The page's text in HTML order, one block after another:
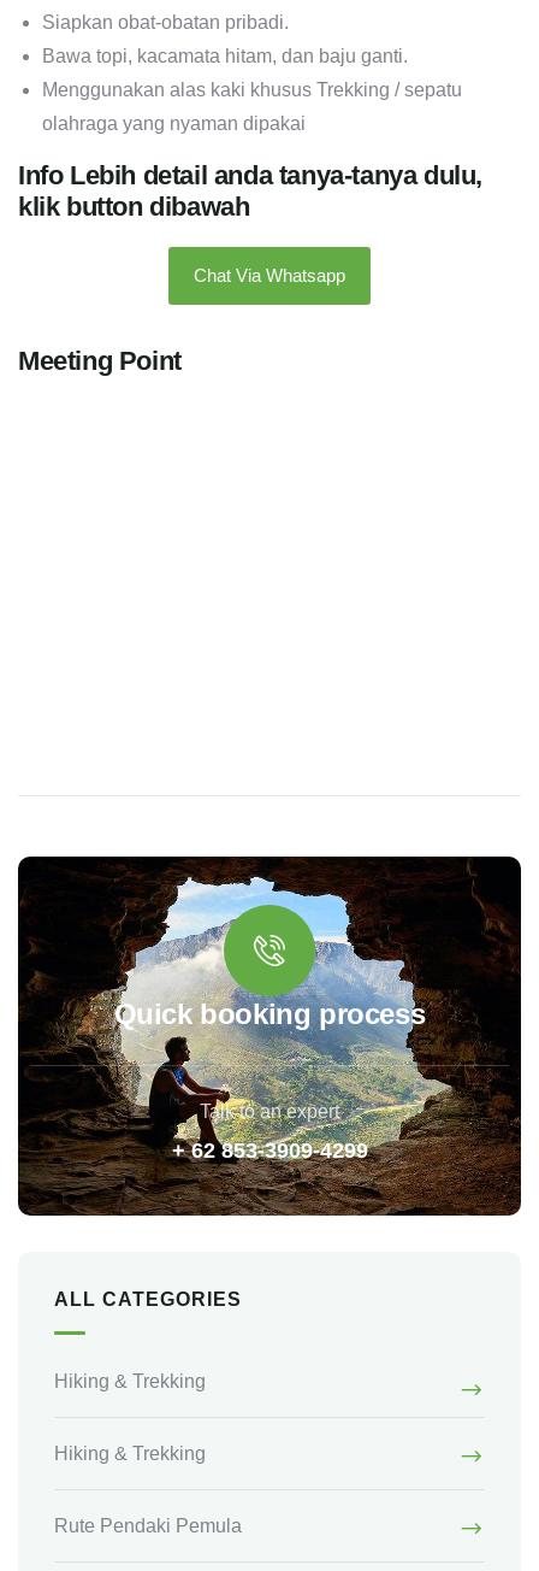
Siapkan obat-obatan pribadi.
Bawa topi, kacamata hitam, dan baju ganti.
Menggunakan alas kaki khusus Trekking / sepatu
olahraga yang nyaman dipakai
Info Lebih detail anda tanya-tanya dulu,
klik button dibawah
Chat Via Whatsapp
Meeting Point
Quick booking process
Talk to an expert
+ 62 853-3909-4299
ALL CATEGORIES
Hiking & Trekking
Hiking & Trekking
Rute Pendaki Pemula